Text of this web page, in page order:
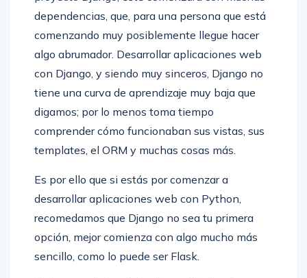
dependencias, que, para una persona que está
comenzando muy posiblemente llegue hacer
algo abrumador. Desarrollar aplicaciones web
con Django, y siendo muy sinceros, Django no
tiene una curva de aprendizaje muy baja que
digamos; por lo menos toma tiempo
comprender cómo funcionaban sus vistas, sus
templates, el ORM y muchas cosas más.
Es por ello que si estás por comenzar a
desarrollar aplicaciones web con Python,
recomedamos que Django no sea tu primera
opción, mejor comienza con algo mucho más
sencillo, como lo puede ser Flask.